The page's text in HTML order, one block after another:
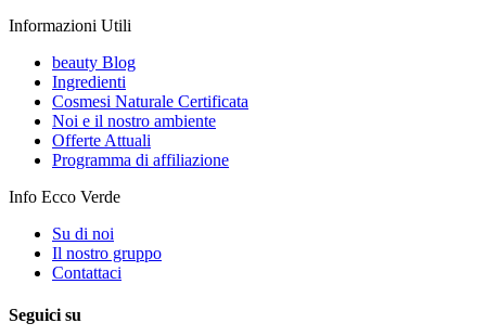
Informazioni Utili
beauty Blog
Ingredienti
Cosmesi Naturale Certificata
Noi e il nostro ambiente
Offerte Attuali
Programma di affiliazione
Info Ecco Verde
Su di noi
Il nostro gruppo
Contattaci
Seguici su